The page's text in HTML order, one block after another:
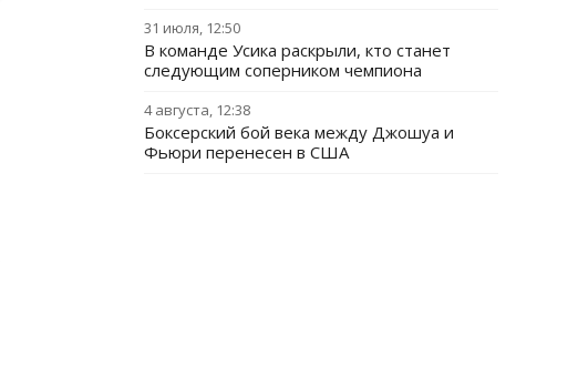
31 июля, 12:50
В команде Усика раскрыли, кто станет
следующим соперником чемпиона
4 августа, 12:38
Боксерский бой века между Джошуа и
Фьюри перенесен в США